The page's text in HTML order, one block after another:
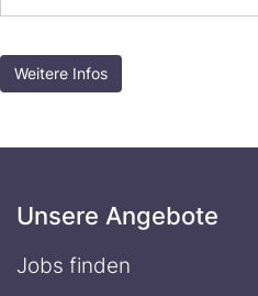
Weitere Infos
Unsere Angebote
Jobs finden